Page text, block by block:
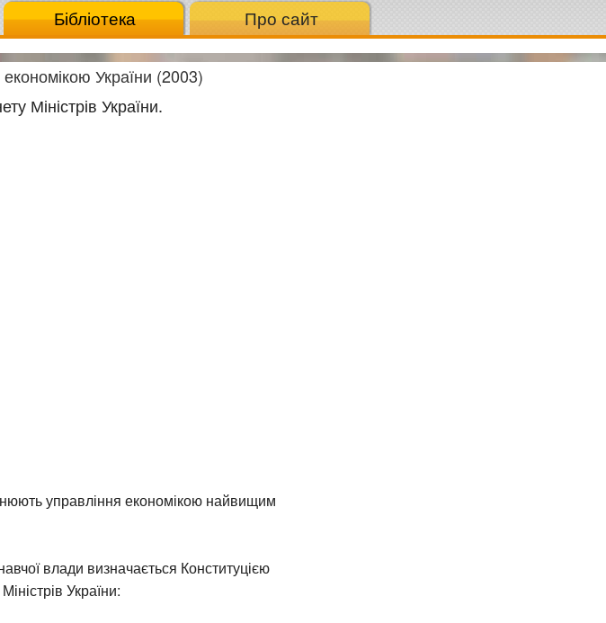
Бібліотека Про сайт
України (2003)
Міністрів України.
управління економікою найвищим
влади визначається Конституцією
України: